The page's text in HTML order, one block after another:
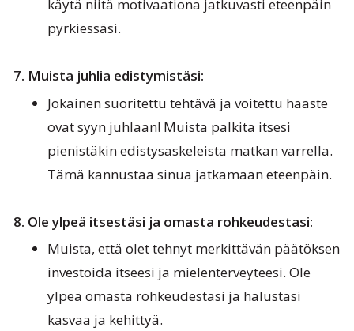
käytä niitä motivaationa jatkuvasti eteenpäin
pyrkiessäsi.
7. Muista juhlia edistymistäsi:
Jokainen suoritettu tehtävä ja voitettu haaste
ovat syyn juhlaan! Muista palkita itsesi
pienistäkin edistysaskeleista matkan varrella.
Tämä kannustaa sinua jatkamaan eteenpäin.
8. Ole ylpeä itsestäsi ja omasta rohkeudestasi:
Muista, että olet tehnyt merkittävän päätöksen
investoida itseesi ja mielenterveyteesi. Ole
ylpeä omasta rohkeudestasi ja halustasi
kasvaa ja kehittyä.